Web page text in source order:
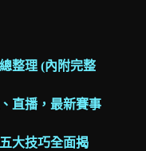
整理 (內附完整
直播，最新賽事
大技巧全面揭